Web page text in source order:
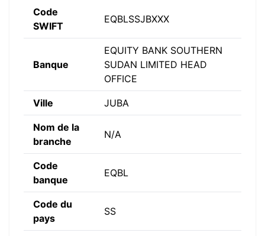
Code
SWIFT
EQBLSSJBXXX
Banque
EQUITY BANK SOUTHERN
SUDAN LIMITED HEAD
OFFICE
Ville JUBA
Nom de la
branche
N/A
Code
banque
EQBL
Code du
pays
SS